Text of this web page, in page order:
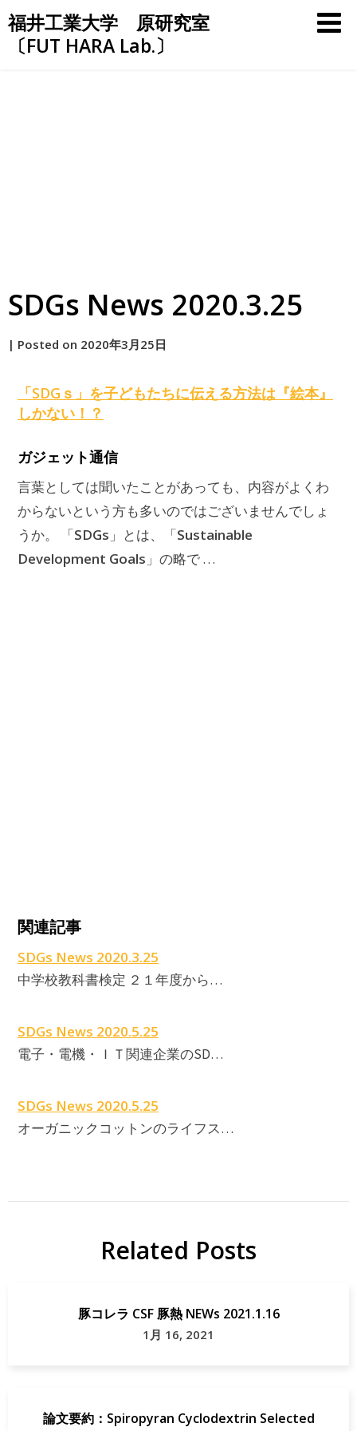
Skip
to
content
福井工業大学 原研究室
〔FUT HARA Lab.〕
SDGs News 2020.3.25
by
| Posted on 2020年3月25日
「SDGｓ 」を子どもたちに伝える方法は『絵本』
しかない！？
ガジェット通信
言葉としては聞いたことがあっても、内容がよくわ
からないという方も多いのではございませんでしょ
うか。 「SDGs 」とは、「Sustainable
Development Goals 」の略で …
関連記事
SDGs News 2020.3.25
中学校教科書検定 ２１年度から…
SDGs News 2020.5.25
電子・電機・ＩＴ関連企業のSD…
SDGs News 2020.5.25
オーガニックコットンのライフス…
Related Posts
豚コレラ CSF 豚熱 NEWs 2021.1.16
1月 16, 2021
論文要約：Spiropyran Cyclodextrin Selected